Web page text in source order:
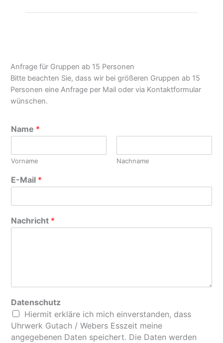
Anfrage für Gruppen ab 15 Personen
Bitte beachten Sie, dass wir bei größeren Gruppen ab 15
Personen eine Anfrage per Mail oder via Kontaktformular
wünschen.
Name *
Vorname Nachname
E-Mail *
Nachricht *
Datenschutz
Hiermit erkläre ich mich einverstanden, dass
Uhrwerk Gutach / Webers Esszeit meine
angegebenen Daten speichert. Die Daten werden